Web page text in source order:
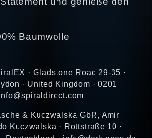
Baumwolle
· Gladstone Road 29-35 ·
· United Kingdom · 0201
& Kuczwalska GbR, Amir
Kuczwalska · Rottstraße 10 ·